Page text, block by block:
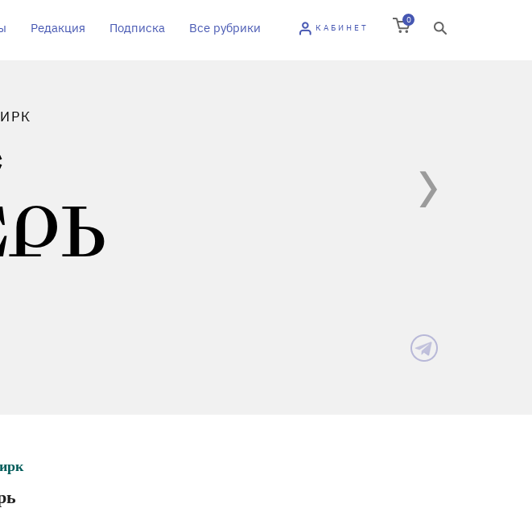
Редакция Подписка Все рубрики КАБИНЕТ
0